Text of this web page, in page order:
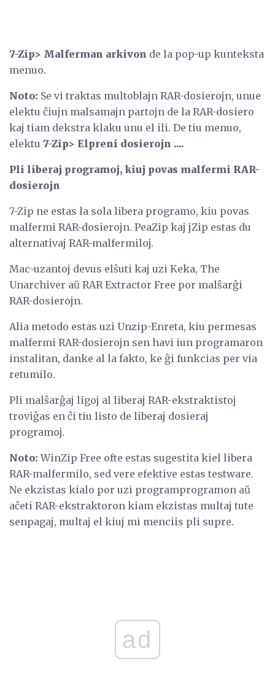
7-Zip> Malferman arkivon de la pop-up kunteksta
menuo.
Noto: Se vi traktas multoblajn RAR-dosierojn, unue
elektu ĉiujn malsamajn partojn de la RAR-dosiero
kaj tiam dekstra klaku unu el ili. De tiu menuo,
elektu 7-Zip> Elpreni dosierojn ....
Pli liberaj programoj, kiuj povas malfermi RAR-
dosierojn
7-Zip ne estas la sola libera programo, kiu povas
malfermi RAR-dosierojn. PeaZip kaj jZip estas du
alternativaj RAR-malfermiloj.
Mac-uzantoj devus elŝuti kaj uzi Keka, The
Unarchiver aŭ RAR Extractor Free por malŝarĝi
RAR-dosierojn.
Alia metodo estas uzi Unzip-Enreta, kiu permesas
malfermi RAR-dosierojn sen havi iun programaron
instalitan, danke al la fakto, ke ĝi funkcias per via
retumilo.
Pli malŝarĝaj ligoj al liberaj RAR-ekstraktistoj
troviĝas en ĉi tiu listo de liberaj dosieraj
programoj.
Noto: WinZip Free ofte estas sugestita kiel libera
RAR-malfermilo, sed vere efektive estas testware.
Ne ekzistas kialo por uzi programprogramon aŭ
aĉeti RAR-ekstraktoron kiam ekzistas multaj tute
senpagaj, multaj el kiuj mi menciis pli supre.
ad